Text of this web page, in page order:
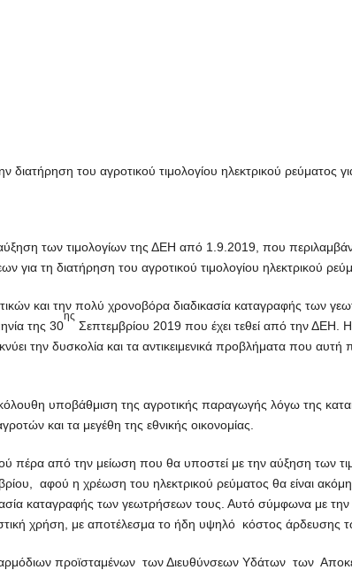
του αγροτικού τιμολογίου ηλεκτρικού ρεύματος
των τιμολογίων της ΔΕΗ από 1.9.2019, που περιλαμβάνει
για τη διατήρηση του αγροτικού τιμολογίου ηλεκτρικού
και την πολύ χρονοβόρα διαδικασία καταγραφής των
της 30
ης
Σεπτεμβρίου 2019 που έχει τεθεί από την
την δυσκολία και τα αντικειμενικά προβλήματα που αυτή
υποβάθμιση της αγροτικής παραγωγής λόγω της
και τα μεγέθη της εθνικής οικονομίας.
πέρα από την μείωση που θα υποστεί με την αύξηση των
αφού η χρέωση του ηλεκτρικού ρεύματος θα είναι ακόμη
καταγραφής των γεωτρήσεων τους. Αυτό σύμφωνα με
χρήση, με αποτέλεσμα το ήδη υψηλό κόστος άρδευσης
προϊσταμένων των Διευθύνσεων Υδάτων των